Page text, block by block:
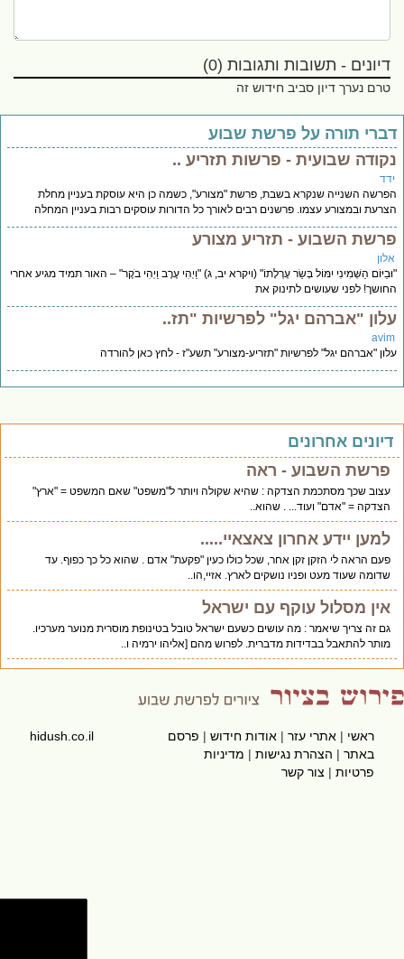
דיונים - תשובות ותגובות (0)
טרם נערך דיון סביב חידוש זה
תורה על פרשת שבוע
שבועית - פרשות תזריע ..
השנייה שנקרא בשבת, פרשת "מצורע", כשמה כן היא עוסקת בעניין מחלת
ובמצורע עצמו. פרשנים רבים לאורך כל הדורות עוסקים רבות בעניין המחלה
השבוע - תזריע מצורע
הַשְּׁמִינִי יִמּוֹל בְּשַׂר עָרְלָתוֹ" (ויקרא יב, ג) "וַיְהִי עֶרֶב וַיְהִי בֹקֶר" – האור תמיד מגיע אחרי
לפני שעושים לתינוק את
"אברהם יגל" לפרשיות "תז..
"אברהם יגל" לפרשיות "תזריע-מצורע" תשע"ז - לחץ כאן להורדה
אחרונים
פרשת השבוע - ראה
עצוב שכך מסתכמת הצדקה : שהיא שקולה ויותר ל"משפט" שאם המשפט = "ארץ"
הצדקה = "אדם" ועוד... . שהוא..
למען יידע אחרון צאצאיי.....
פעם הראה לי הזקן זקן אחר, שכל כולו כעין "פקעת" אדם . שהוא כל כך כפוף. עד
שדומה שעוד מעט ופניו נושקים לארץ. אזיי,הו..
אין מסלול עוקף עם ישראל
גם זה צריך שיאמר : מה עושים כשעם ישראל טובל בטינופת מוסרית מנוער מערכיו.
מותר להתאבל בבדידות מדברית. לפרוש מהם [אליהו ירמיה ו..
ראשי|אתרי עזר|אודות חידוש|פרסם
באתר|הצהרת נגישות|מדיניות
פרטיות|צור קשר
hidush.co.il